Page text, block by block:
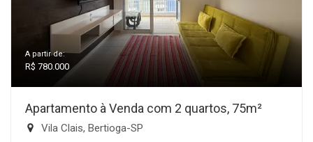
A partir de:
R$ 780.000
Apartamento à Venda com 2 quartos, 75m²
Vila Clais, Bertioga-SP